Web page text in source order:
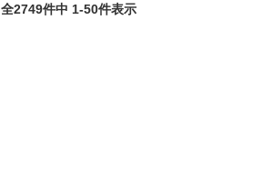
全2749件中 1-50件表示